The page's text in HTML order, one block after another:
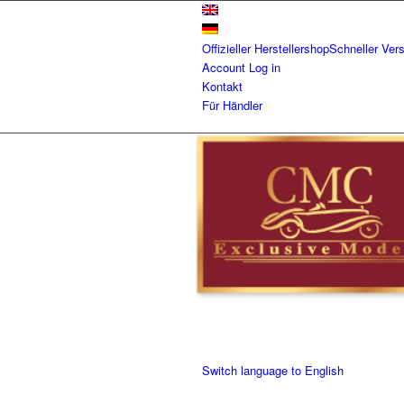
Offizieller HerstellershopSchneller
Account Log in
Kontakt
Für Händler
Switch language to English